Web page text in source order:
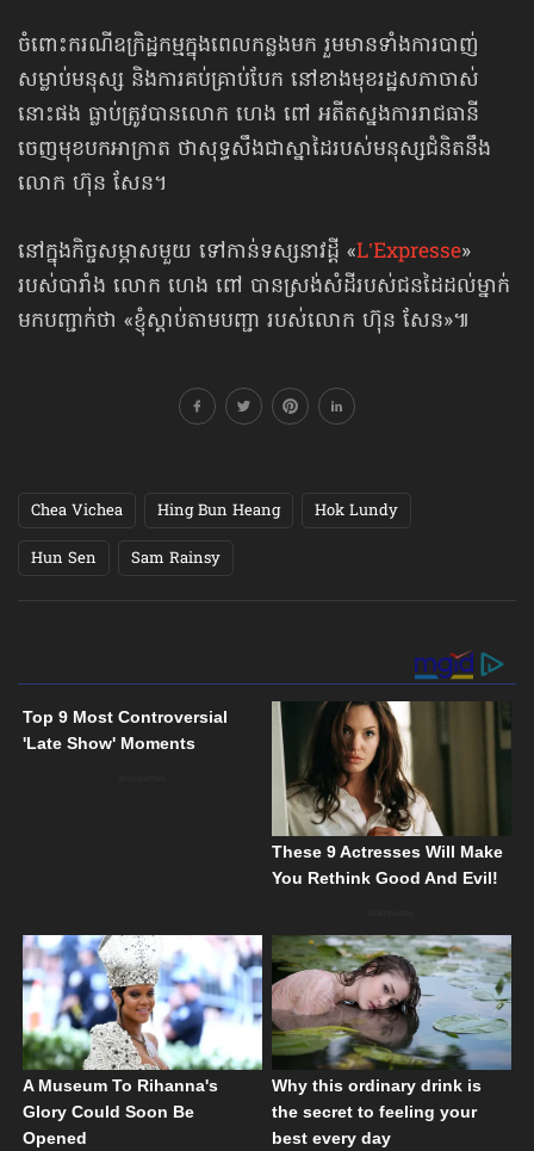
ចំពោះករណីឧក្រិដ្ឋកម្មក្នុងពេលកន្លងមក រួមមានទាំងការបាញ់
សម្លាប់មនុស្ស និងការគប់គ្រាប់បែក នៅខាងមុខរដ្ឋសភាចាស់
នោះផង ធ្លាប់ត្រូវបានលោក ហេង ពៅ អតីតស្នងការរាជធានី
ចេញមុខបកអាក្រាត ថាសុទ្ធសឹងជាស្នាដៃរបស់មនុស្សជំនិតនឹង
លោក ហ៊ុន សែន។
នៅក្នុងកិច្ចសម្ភាសមួយ ទៅកាន់​ទស្សនាវដ្ដី «L’Expresse»
របស់បារាំង លោក ហេង ពៅ បានស្រង់សំដីរបស់ជនដៃដល់ម្នាក់
មកបញ្ជាក់ថា «ខ្ញុំ​ស្ដាប់​តាម​បញ្ជា របស់លោក ហ៊ុន សែន»៕
Chea Vichea Hing Bun Heang Hok Lundy
Hun Sen Sam Rainsy